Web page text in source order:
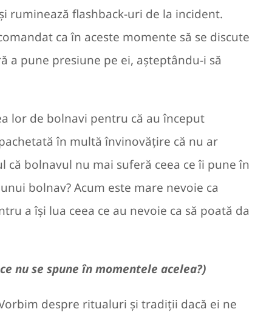
ruminează flashback-uri de la incident.
ca în aceste momente să se discute
a pune presiune pe ei, așteptându-i să
lor de bolnavi pentru că au început
în multă învinovățire că nu ar
bolnavul nu mai suferă ceea ce îi pune în
bolnav? Acum este mare nevoie ca
a își lua ceea ce au nevoie ca să poată da
nu se spune în momentele acelea?)
despre ritualuri și tradiții dacă ei ne